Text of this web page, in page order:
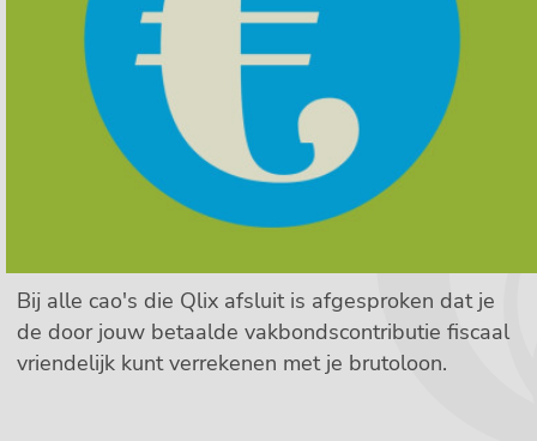
Bij alle cao's die Qlix afsluit is afgesproken dat je
de door jouw betaalde vakbondscontributie fiscaal
vriendelijk kunt verrekenen met je brutoloon.